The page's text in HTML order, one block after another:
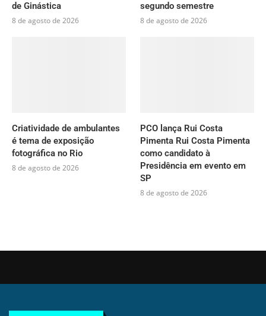
de Ginástica
8 de agosto de 2026
segundo semestre
8 de agosto de 2026
Criatividade de ambulantes
é tema de exposição
fotográfica no Rio
8 de agosto de 2026
PCO lança Rui Costa
Pimenta Rui Costa Pimenta
como candidato à
Presidência em evento em
SP
8 de agosto de 2026